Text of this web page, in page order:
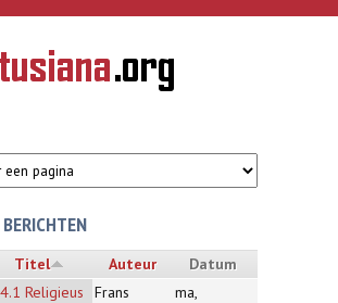
gaan
Titel Auteur
Datum
4.1 Religieus
Frans
ma,